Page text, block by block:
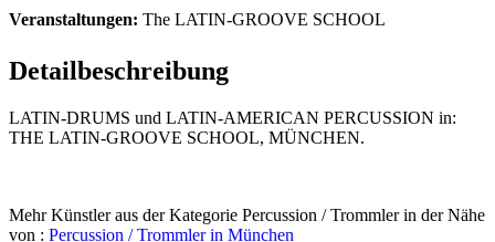
Veranstaltungen: The LATIN-GROOVE SCHOOL
Detailbeschreibung
LATIN-DRUMS und LATIN-AMERICAN PERCUSSION in:
THE LATIN-GROOVE SCHOOL, MÜNCHEN.
Mehr Künstler aus der Kategorie Percussion / Trommler in der Nähe
von : Percussion / Trommler in München